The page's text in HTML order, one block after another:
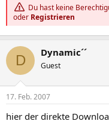
Du hast keine
oder Registrieren
D Dynamic´´
Guest
17. Feb. 2007
hier der direkte